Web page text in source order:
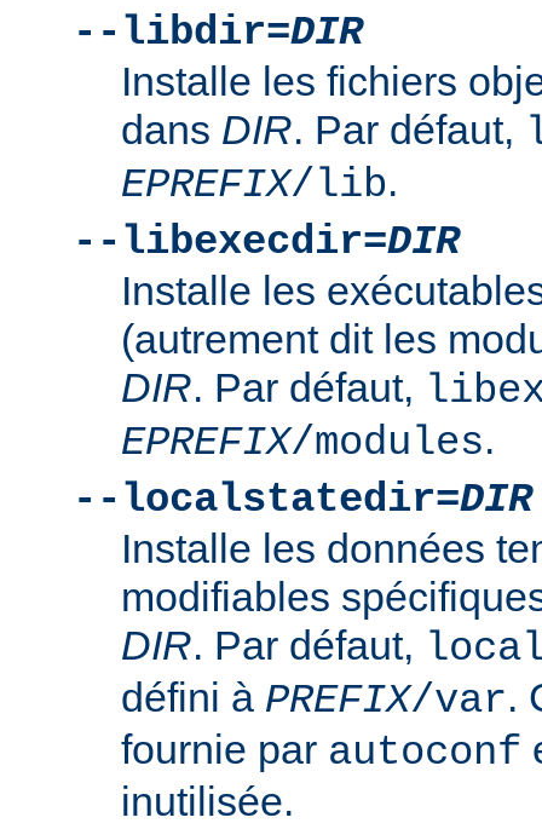
--libdir=DIR
Installe les fichiers
dans DIR. Par défaut,
EPREFIX/lib.
--libexecdir=DIR
Installe les
(autrement dit les
DIR. Par défaut,
EPREFIX/modules.
--localstatedir=DIR
Installe les données
modifiables
DIR. Par défaut,
défini à PREFIX/var.
fournie par autoconf
inutilisée.